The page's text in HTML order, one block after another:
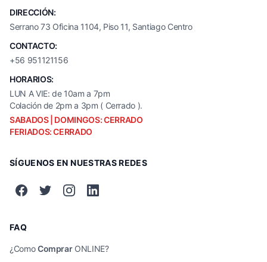
DIRECCIÓN:
Serrano 73 Oficina 1104, Piso 11, Santiago Centro
CONTACTO:
+56 951121156
HORARIOS:
LUN A VIE: de 10am a 7pm
Colación de 2pm a 3pm ( Cerrado ).
SABADOS | DOMINGOS: CERRADO
FERIADOS: CERRADO
SÍGUENOS EN NUESTRAS REDES
FAQ
¿ComoComprarONLINE?